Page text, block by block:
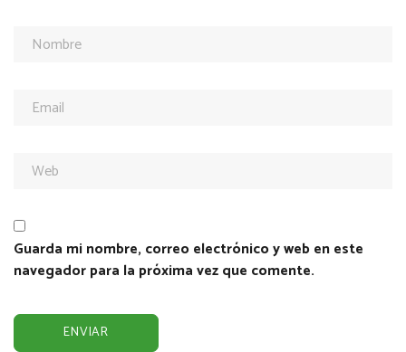
Guarda mi nombre, correo electrónico y web en este
navegador para la próxima vez que comente.